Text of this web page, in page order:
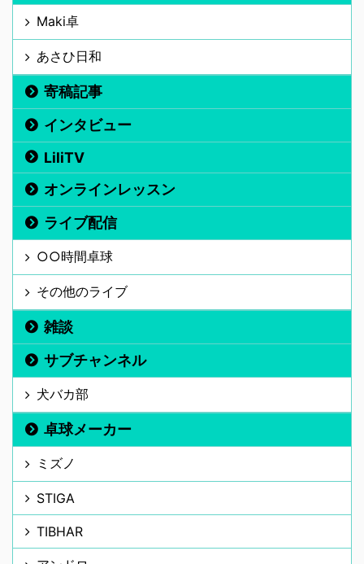
Maki卓
あさひ日和
寄稿記事
インタビュー
LiliTV
オンラインレッスン
ライブ配信
○○時間卓球
その他のライブ
雑談
サブチャンネル
犬バカ部
卓球メーカー
ミズノ
STIGA
TIBHAR